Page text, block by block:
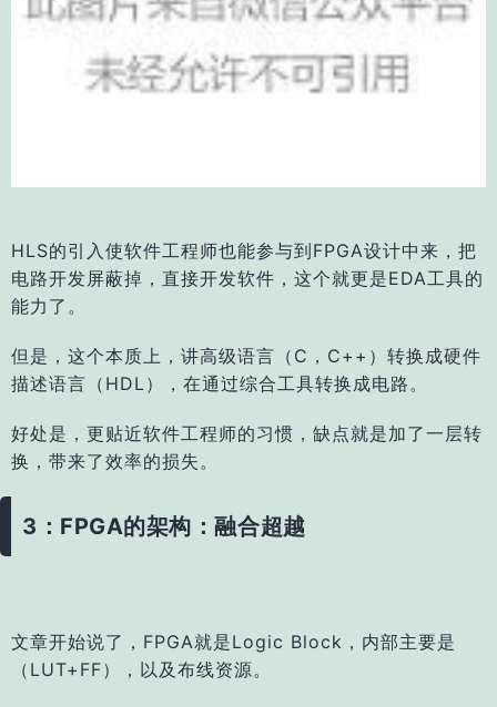
HLS的引入使软件工程师也能参与到FPGA设计中来，把
电路开发屏蔽掉，直接开发软件，这个就更是EDA工具的
能力了。
但是，这个本质上，讲高级语言（C，C++）转换成硬件
描述语言（HDL），在通过综合工具转换成电路。
好处是，更贴近软件工程师的习惯，缺点就是加了一层转
换，带来了效率的损失。
3：FPGA的架构：融合超越
文章开始说了，FPGA就是Logic Block，内部主要是
（LUT+FF），以及布线资源。